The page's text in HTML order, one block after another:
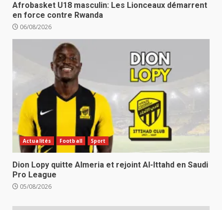
Afrobasket U18 masculin: Les Lionceaux démarrent
en force contre Rwanda
06/08/2026
Actualités Football Sport
Dion Lopy quitte Almeria et rejoint Al-Ittahd en Saudi
Pro League
05/08/2026